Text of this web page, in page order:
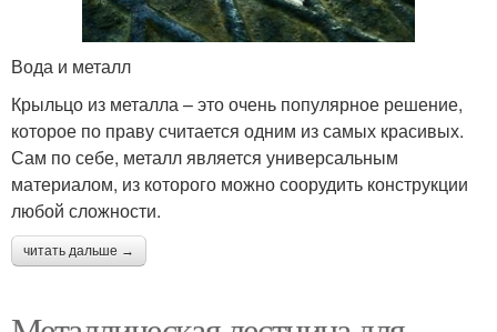
Вода и металл
Крыльцо из металла – это очень популярное решение,
которое по праву считается одним из самых красивых.
Сам по себе, металл является универсальным
материалом, из которого можно соорудить конструкции
любой сложности.
читать дальше →